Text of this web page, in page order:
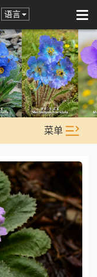
语言
菜单